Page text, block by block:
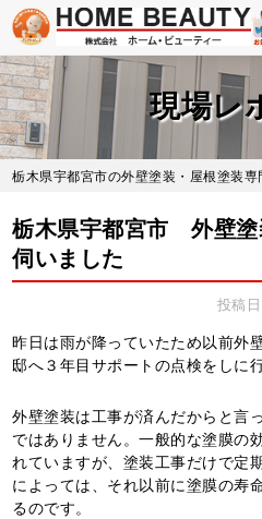
Skip
to
main
content
現場レ
栃木県宇都宮市の外壁塗装・屋根塗装
栃木県宇都宮市 外壁塗
伺いました
投稿
昨日は雨が降っていたため以前外
邸へ３年目サポートの点検をしに
外壁塗装は工事が済んだからと言
ではありません。一般的な塗膜の
れていますが、塗装工事だけで定
によっては、それ以前に塗膜の寿
るのです。